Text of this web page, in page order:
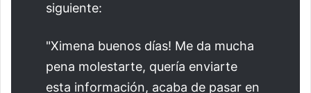
siguiente:
"Ximena buenos días! Me da mucha
pena molestarte, quería enviarte
esta información, acaba de pasar en